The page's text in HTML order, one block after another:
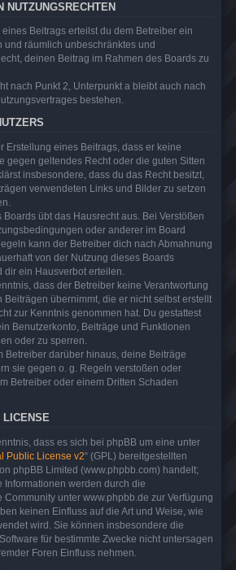
NUTZUNGSRECHTEN
eines Beitrags erteilst du dem Betreiber ein
und räumlich unbeschränktes und
deinen Beitrag im Rahmen des Boards zu
nach Punkt 2, Unterpunkt a bleibt auch nach
bestehen.
Erstellung eines Beitrags, dass er keine
gegen geltendes Recht oder die guten Sitten
insbesondere, dass du das Recht besitzt,
verwendeten Links und Bilder zu setzen
Boards übt das Hausrecht aus. Bei Verstößen
oder anderer im Board
kann der Betreiber dich nach Abmahnung
von der Nutzung dieses Boards
ein Hausverbot erteilen.
dass der Betreiber keine Verantwortung
Beiträgen übernimmt, die er nicht selbst erstellt
zur Kenntnis genommen hat. Du gestattest
Benutzerkonto, Beiträge und Funktionen
oder zu sperren.
Betreiber darüber hinaus, deine Beiträge
sie gegen o. g. Regeln verstoßen oder
Betreiber oder einem Dritten Schaden
LICENSE
dass es sich bei phpBB um eine unter
Public License v2“ (GPL) bereitgestellten
phpBB Limited (www.phpbb.com) handelt;
Informationen werden durch die
Community unter www.phpbb.de zur Verfügung
keinen Einfluss auf die Art und Weise, wie
wird. Sie können insbesondere die
für bestimmte Zwecke nicht untersagen
Foren Einfluss nehmen.